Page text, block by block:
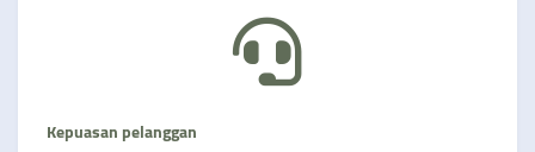
Kepuasan pelanggan